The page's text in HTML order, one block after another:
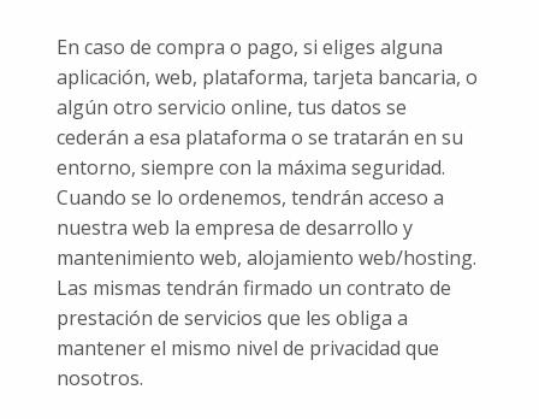
En caso de compra o pago, si eliges alguna
aplicación, web, plataforma, tarjeta bancaria, o
algún otro servicio online, tus datos se
cederán a esa plataforma o se tratarán en su
entorno, siempre con la máxima seguridad.
Cuando se lo ordenemos, tendrán acceso a
nuestra web la empresa de desarrollo y
mantenimiento web, alojamiento web/hosting.
Las mismas tendrán firmado un contrato de
prestación de servicios que les obliga a
mantener el mismo nivel de privacidad que
nosotros.